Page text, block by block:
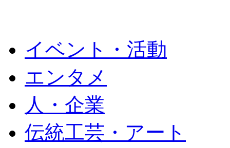
イベント・活動
エンタメ
人・企業
伝統工芸・アート